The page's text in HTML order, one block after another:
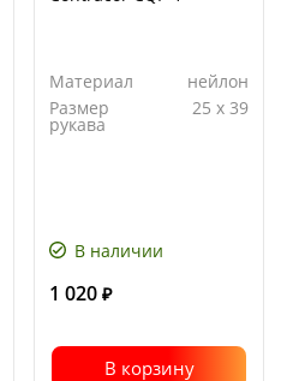
Материал
нейлон
Размер
рукава
25 x 39
В наличии
1 020 ₽
В корзину